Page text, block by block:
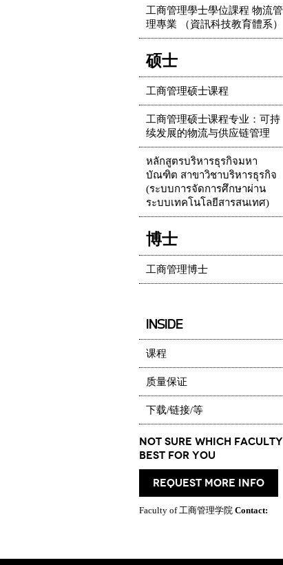
工商管理學士學位課程 物流管
理專業 （資訊科技教育體系）
硕士
工商管理硕士课程
工商管理硕士课程专业：可持
续发展的物流与供应链管理
หลักสูตรบริหารธุรกิจมหา
บัณฑิต สาขาวิชาบริหารธุรกิจ
(ระบบการจัดการศึกษาผ่าน
ระบบเทคโนโลยีสารสนเทศ)
博士
工商管理博士
INSIDE
课程
质量保证
下载/链接/等
Not Sure which Faculty
best for you
request more info
Faculty of 工商管理学院 Contact: